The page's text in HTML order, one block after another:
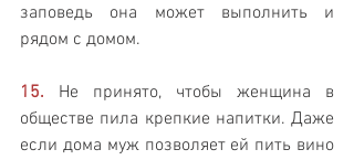
заповедь она может выполнить и
рядом с домом.
15. Не принято, чтобы женщина в
обществе пила крепкие напитки. Даже
если дома муж позволяет ей пить вино